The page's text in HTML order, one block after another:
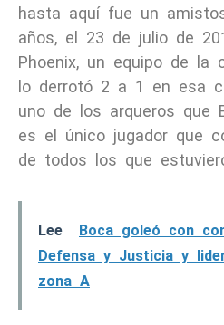
hasta aquí fue un
años, el 23 de julio de
Phoenix, un equipo de la
lo derrotó 2 a 1 en esa
uno de los arqueros que
es el único jugador que
de todos los que
Lee
Boca goleó con
Defensa y Justicia y
zona A